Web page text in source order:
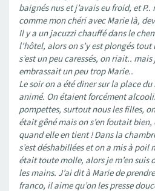
baignés nus et j’avais eu froid, et
comme mon chéri avec Marie là,
Il y a un jacuzzi chauffé dans le
l’hôtel, alors on s’y est plongés
s’est un peu caressés, on riait..
embrassait un peu trop Marie..
Le soir on a été diner sur la place
animé. On étaient forcément
pompettes, surtout nous les filles,
était gêné mais on s’en foutait
quand elle en tient ! Dans la
s’est déshabillées et on a mis à poil
était toute molle, alors je m’en suis
les mains. J’ai dit à Marie de
franco, il aime qu’on les presse